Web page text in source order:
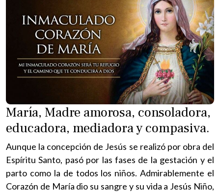
María, Madre amorosa, consoladora,
educadora, mediadora y compasiva.
Aunque la concepción de Jesús se realizó por obra del
Espíritu Santo, pasó por las fases de la gestación y el
parto como la de todos los niños. Admirablemente el
Corazón de María dio su sangre y su vida a Jesús Niño,